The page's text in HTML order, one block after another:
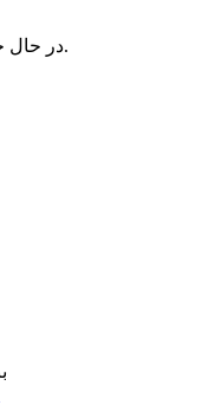
در حال حاضر سبد خرید شما خالی می‌باشد.